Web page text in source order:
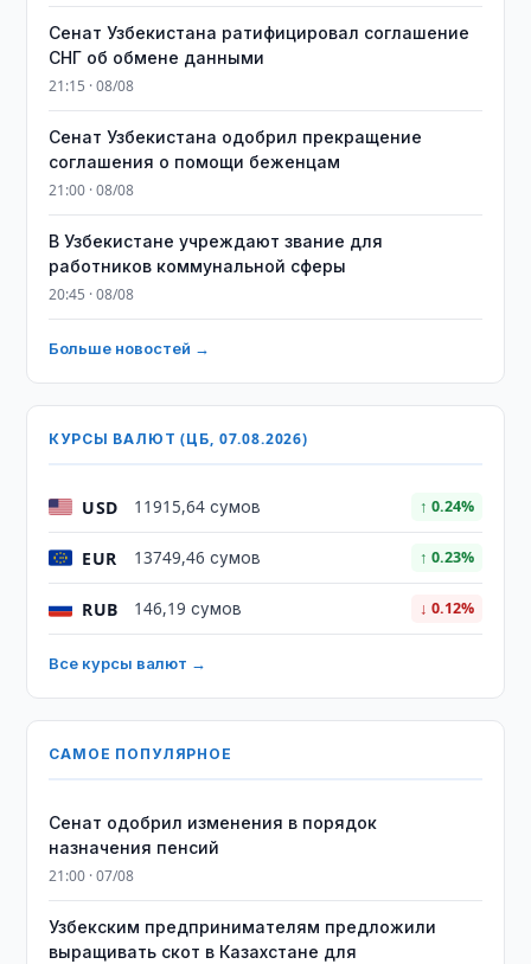
Сенат Узбекистана ратифицировал соглашение
СНГ об обмене данными
21:15 · 08/08
Сенат Узбекистана одобрил прекращение
соглашения о помощи беженцам
21:00 · 08/08
В Узбекистане учреждают звание для
работников коммунальной сферы
20:45 · 08/08
Больше новостей →
КУРСЫ ВАЛЮТ (ЦБ, 07.08.2026)
USD 11915,64 сумов ↑ 0.24%
EUR 13749,46 сумов ↑ 0.23%
RUB 146,19 сумов ↓ 0.12%
Все курсы валют →
САМОЕ ПОПУЛЯРНОЕ
Сенат одобрил изменения в порядок
назначения пенсий
21:00 · 07/08
Узбекским предпринимателям предложили
выращивать скот в Казахстане для